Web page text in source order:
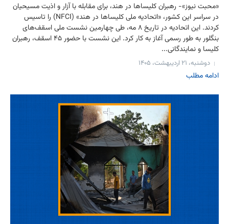
«محبت نیوز»- رهبران کلیساها در هند، برای مقابله با آزار و اذیت مسیحیان
در سراسر این کشور، «اتحادیه ملی کلیساها در هند» (NFCI) را تاسیس
کردند. این اتحادیه در تاریخ ۸ مه، طی چهارمین نشست ملی اسقف‌های
بنگلور به طور رسمی آغاز به کار کرد. این نشست با حضور ۴۵ اسقف، رهبران
کلیسا و نمایندگانی...
دوشنبه، ۲۱ اردیبهشت، ۱۴۰۵
ادامه مطلب